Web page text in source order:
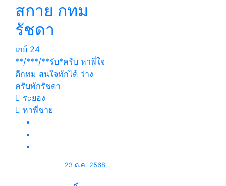
สกาย กทม
รัชดา
เกย์ 24
**/***/**รับ*ครับ หาพี่ใจ
ดีกทม สนใจทักได้ ว่าง
ครับพักรัชดา
ระยอง
หาพี่ชาย
23 ต.ค. 2568